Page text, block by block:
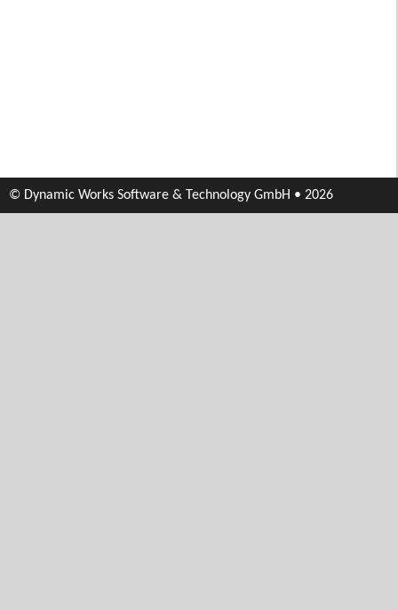
© Dynamic Works Software & Technology GmbH • 2026